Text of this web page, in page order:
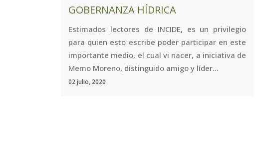
GOBERNANZA HÍDRICA
Estimados lectores de INCIDE, es un privilegio
para quien esto escribe poder participar en este
importante medio, el cual vi nacer, a iniciativa de
Memo Moreno, distinguido amigo y líder...
02 julio, 2020